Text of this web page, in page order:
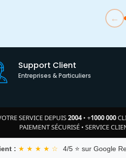
←
Support Client
Entreprises & Particuliers
SERVICE DEPUIS2004• +1000 000
PAIEMENT SÉCURISÉ • SERVICE
: ★ ★ ★ ★ ☆ 4/5 ⭐ sur Google